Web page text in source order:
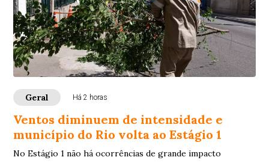
Geral Há 2 horas
Ventos diminuem de intensidade e
município do Rio volta ao Estágio 1
No Estágio 1 não há ocorrências de grande impacto